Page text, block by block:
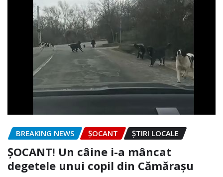
BREAKING NEWS ȘOCANT ȘTIRI LOCALE
ȘOCANT! Un câine i-a mâncat
degetele unui copil din Cămărașu